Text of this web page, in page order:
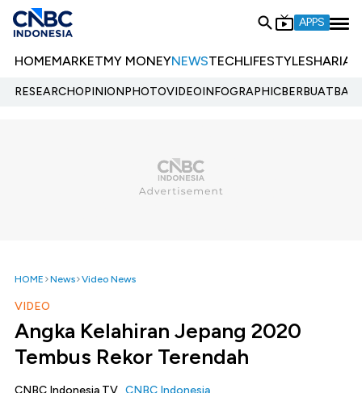
APPS
HOMEMARKETMY MONEYNEWSTECHLIFESTYLESHARIA
RESEARCHOPINIONPHOTOVIDEOINFOGRAPHIC
HOME News Video News
VIDEO
Angka Kelahiran Jepang 2020
Tembus Rekor Terendah
CNBC Indonesia TV, CNBC Indonesia